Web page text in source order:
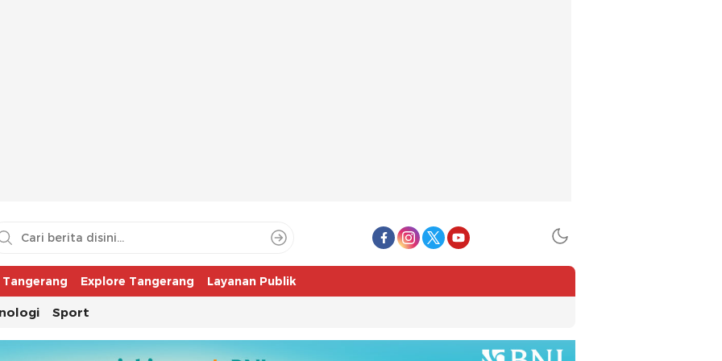
Explore Tangerang Layanan Publik
Sport